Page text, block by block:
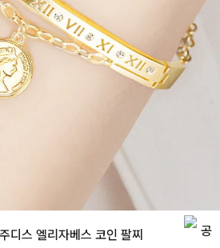
디스 엘리자베스 코인 팔찌